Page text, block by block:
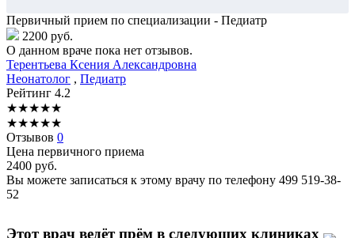
Первичный прием по специализации - Педиатр
2200 руб.
О данном враче пока нет отзывов.
Терентьева Ксения Александровна
Неонатолог , Педиатр
Рейтинг 4.2
★★★★★
★★★★★
Отзывов 0
Цена первичного приема
2400 руб.
Вы можете записаться к этому врачу по телефону 499 519-38-
52
Этот врач ведёт прём в следующих клиниках